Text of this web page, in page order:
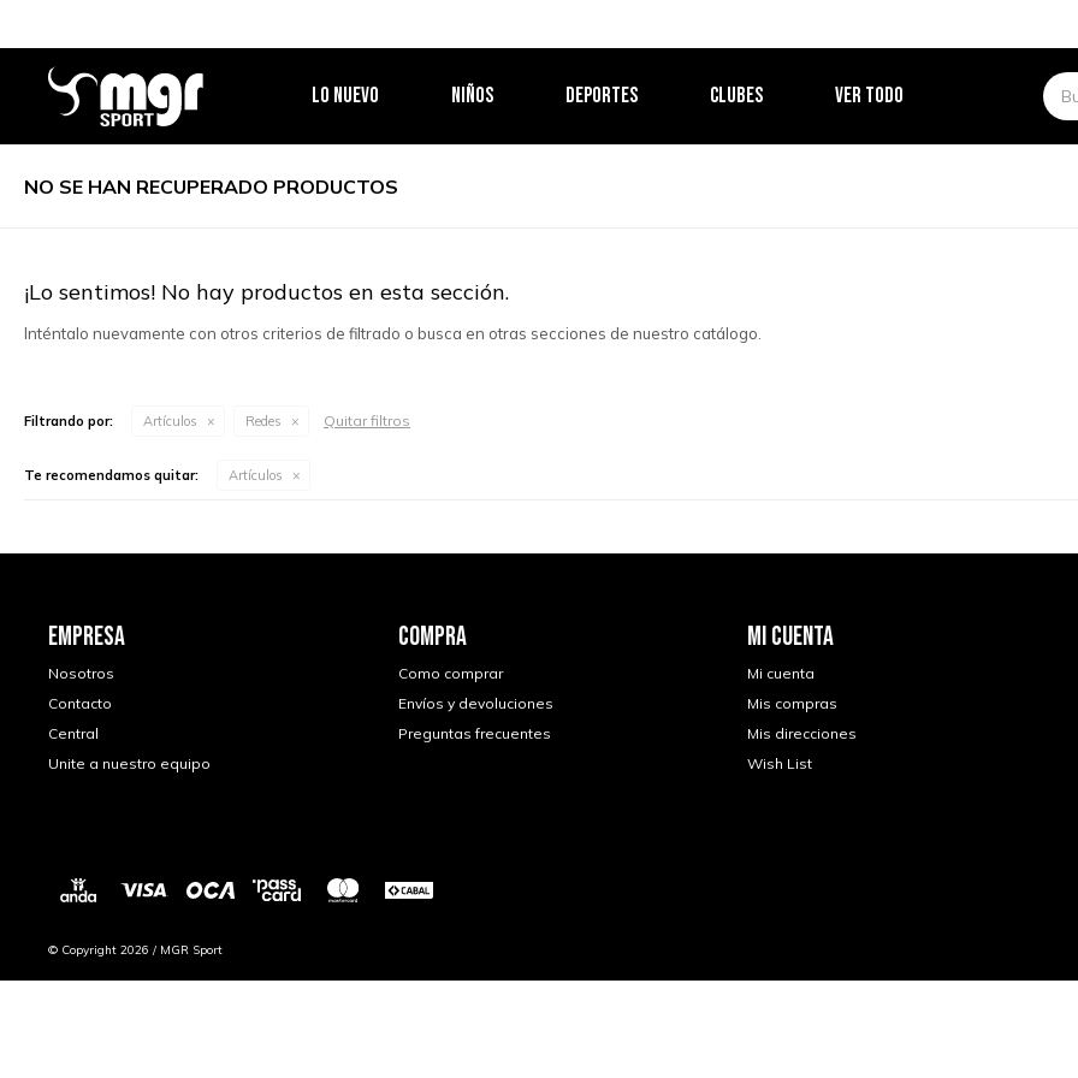
LO NUEVO NIÑOS DEPORTES CLUBES VER TODO
NO SE HAN RECUPERADO PRODUCTOS
¡Lo sentimos! No hay productos en esta sección.
Inténtalo nuevamente con otros criterios de filtrado o busca en otras secciones de nuestro catálogo.
Filtrando por: Artículos Redes Quitar filtros
Te recomendamos quitar: Artículos
EMPRESA
Nosotros
Contacto
Central
Unite a nuestro equipo
COMPRA
Como comprar
Envíos y devoluciones
Preguntas frecuentes
MI CUENTA
Mi cuenta
Mis compras
Mis direcciones
Wish List
© Copyright 2026 / MGR Sport